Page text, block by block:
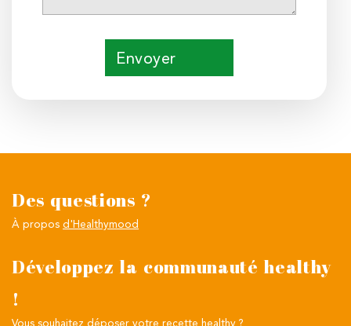
Envoyer
Des questions ?
À propos d'Healthymood
Développez la communauté healthy
!
Vous souhaitez déposer votre recette healthy ?